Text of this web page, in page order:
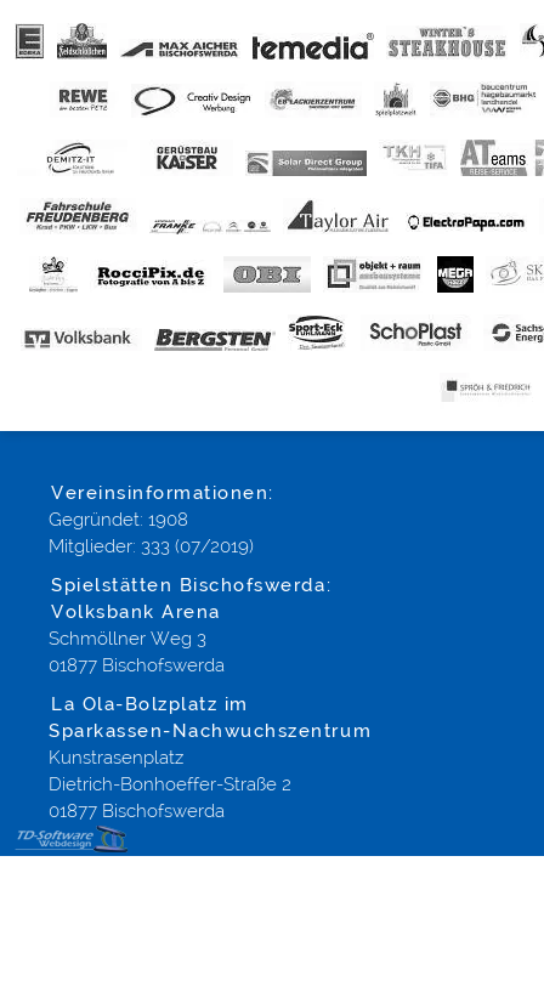
Vereinsinformationen:
Gegründet: 1908
Mitglieder: 333 (07/2019)
Spielstätten Bischofswerda:
Volksbank Arena
Schmöllner Weg 3
01877 Bischofswerda
La Ola-Bolzplatz im
Sparkassen-Nachwuchszentrum
Kunstrasenplatz
Dietrich-Bonhoeffer-Straße 2
01877 Bischofswerda